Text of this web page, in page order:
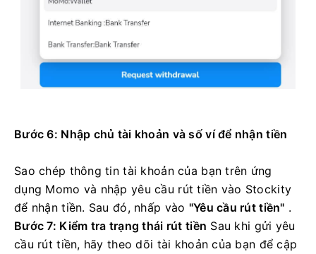
Bước 6: Nhập chủ tài khoản và số ví để nhận tiền
Sao chép thông tin tài khoản của bạn trên ứng
dụng Momo và nhập yêu cầu rút tiền vào Stockity
để nhận tiền. Sau đó, nhấp vào "Yêu cầu rút tiền" .
Bước 7: Kiểm tra trạng thái rút tiền Sau khi gửi yêu
cầu rút tiền, hãy theo dõi tài khoản của bạn để cập